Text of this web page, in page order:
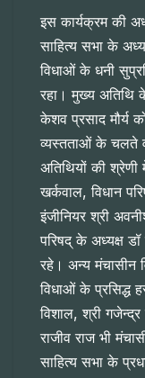
इस कार्यक्रम की
साहित्य सभा के
विधाओं के धनी
रहा। मुख्य अतिथि
केशव प्रसाद मौर्य
व्यस्तताओं के चलते
अतिथियों की
खर्कवाल, विधान
इंजीनियर श्री
परिषद् के अध्यक्ष
रहे। अन्य मंचासीन
विधाओं के प्रसिद्ध
विशाल, श्री गजेन्द्र
राजीव राज भी
साहित्य सभा के